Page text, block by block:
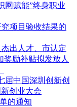
网赋能”终身职业
项目验收结果的
出人才、市认定
奖励补贴拟发放人
届中国深圳创新创
创业大会
的通知